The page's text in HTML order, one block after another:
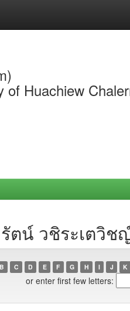
Huachiew
ตน์ วชิระเตวิช
B C D E F G H I J K
or enter first few letters: